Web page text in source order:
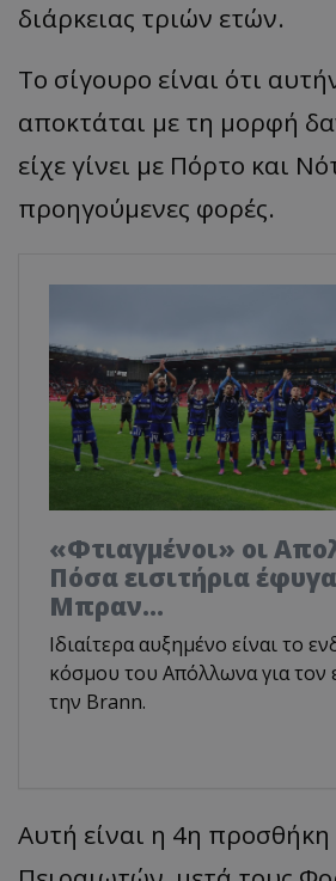
διάρκειας τριών ετών.
Το σίγουρο είναι ότι
αποκτάται με τη μορφή
είχε γίνει με Πόρτο και
προηγούμενες φορές.
«Φτιαγμένοι» οι
Πόσα εισιτήρια
Μπραν...
Ιδιαίτερα αυξημένο είναι το
κόσμου του Απόλλωνα για τον
την Brann.
Αυτή είναι η 4η